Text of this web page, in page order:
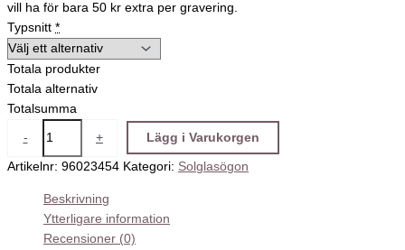
vill ha för bara 50 kr extra per gravering.
Typsnitt *
Totala produkter
Totala alternativ
Totalsumma
- + Lägg i Varukorgen
Artikelnr: 96023454 Kategori: Solglasögon
Beskrivning
Ytterligare information
Recensioner (0)